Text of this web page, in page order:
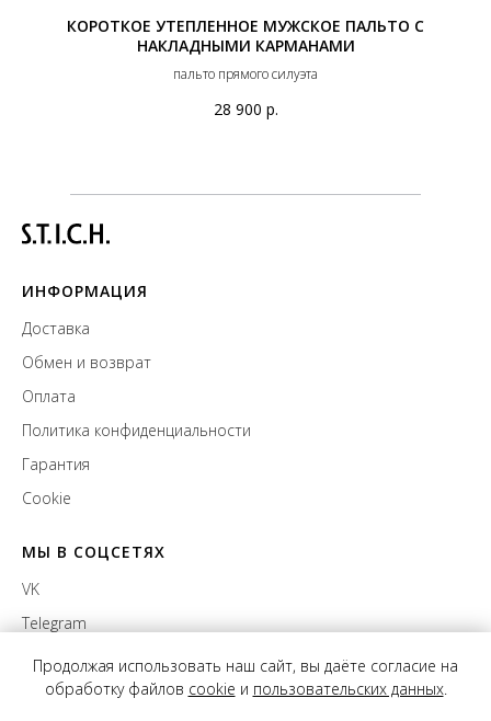
КОРОТКОЕ УТЕПЛЕННОЕ МУЖСКОЕ ПАЛЬТО С
НАКЛАДНЫМИ КАРМАНАМИ
пальто прямого силуэта
28 900 р.
ИНФОРМАЦИЯ
Доставка
Обмен и возврат
Оплата
Политика конфиденциальности
Гарантия
Cookie
МЫ В СОЦСЕТЯХ
VK
Telegram
Продолжая использовать наш сайт, вы даёте согласие на
обработку файлов cookie и пользовательских данных.